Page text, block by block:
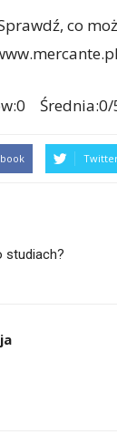
co
Średnia:0/
studiach?